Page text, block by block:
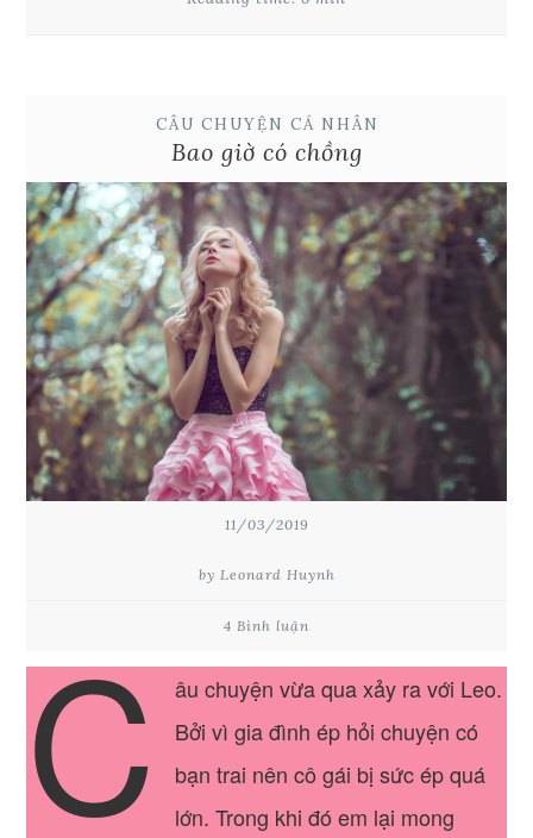
CÂU CHUYỆN CÁ NHÂN
Bao giờ có chồng
11/03/2019
by Leonard Huynh
4 Bình luận
C âu chuyện vừa qua xảy ra với Leo.
Bởi vì gia đình ép hỏi chuyện có
bạn trai nên cô gái bị sức ép quá
lớn. Trong khi đó em lại mong